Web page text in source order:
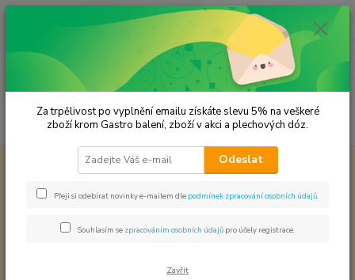
Menu
Hledat
ks
za 0,00 Kč
KOŘENÍ JEDNODRUHOVÉ Cibule granulovaná
Cibule granulovaná
Za trpělivost po vyplnění emailu získáte slevu 5% na veškeré
zboží krom Gastro balení, zboží v akci a plechových dóz.
Odeslat
Přeji si odebírat novinky e-mailem dle podmínek zpracování osobních údajů
Souhlasím se zpracováním osobních údajů pro účely registrace.
Zavřít